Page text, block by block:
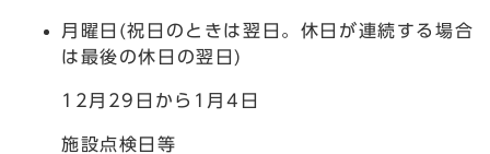
月曜日(祝日のときは翌日。休日が連続する場合
は最後の休日の翌日)
12月29日から1月4日
施設点検日等